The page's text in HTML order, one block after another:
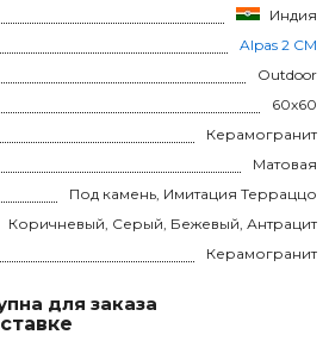
Индия
Alpas 2 CM
Outdoor
60x60
Керамогранит
Матовая
Под камень, Имитация Терраццо
Коричневый, Серый, Бежевый, Антрацит
Керамогранит
для заказа